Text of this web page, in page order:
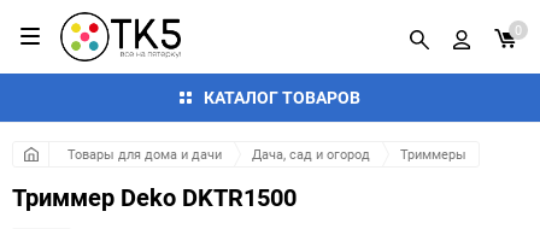
КАТАЛОГ ТОВАРОВ
0
Товары для дома и дачи Дача, сад и огород Триммеры
Триммер Deko DKTR1500